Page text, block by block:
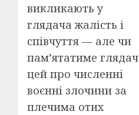
викликають у
глядача жалість і
співчуття — але чи
пам’ятатиме глядач
цей про численні
воєнні злочини за
плечима отих